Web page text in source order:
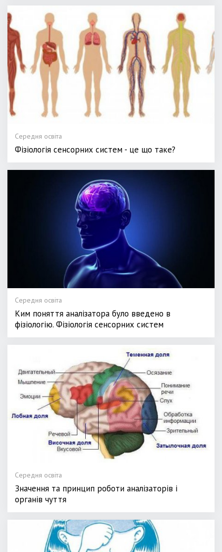
Середня освіта
Фізіологія сенсорних систем - це що таке?
Середня освіта
Ким поняття аналізатора було введено в
фізіологію. Фізіологія сенсорних систем
Середня освіта
Значення та принцип роботи аналізаторів і
органів чуття